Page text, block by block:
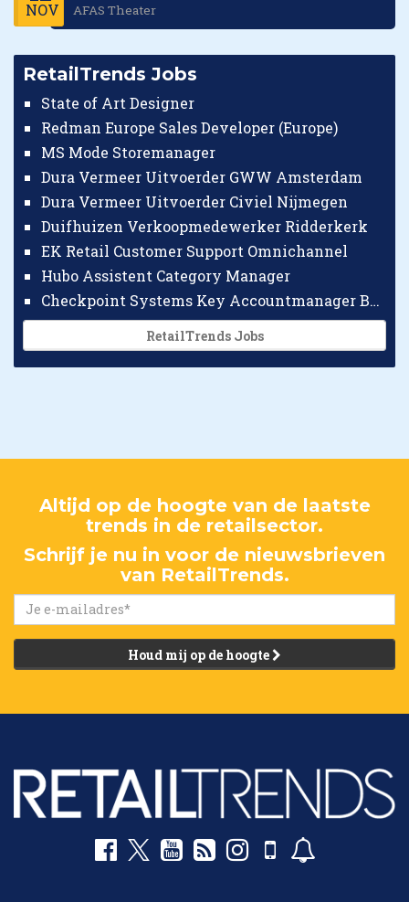
NOV AFAS Theater
RetailTrends Jobs
State of Art Designer
Redman Europe Sales Developer (Europe)
MS Mode Storemanager
Dura Vermeer Uitvoerder GWW Amsterdam
Dura Vermeer Uitvoerder Civiel Nijmegen
Duifhuizen Verkoopmedewerker Ridderkerk
EK Retail Customer Support Omnichannel
Hubo Assistent Category Manager
Checkpoint Systems Key Accountmanager Benelux
RetailTrends Jobs
Altijd op de hoogte van de laatste
trends in de retailsector.
Schrijf je nu in voor de nieuwsbrieven
van RetailTrends.
Houd mij op de hoogte